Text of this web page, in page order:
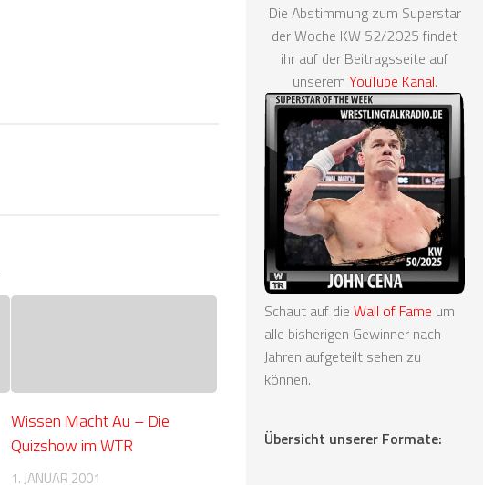
Wissen Macht Au – Die
Quizshow im WTR
1. JANUAR 2001
Die Abstimmung zum Superstar
der Woche KW 52/2025 findet
ihr auf der Beitragsseite auf
unserem YouTube Kanal.
Schaut auf die Wall of Fame um
alle bisherigen Gewinner nach
Jahren aufgeteilt sehen zu
können.
Übersicht unserer Formate: